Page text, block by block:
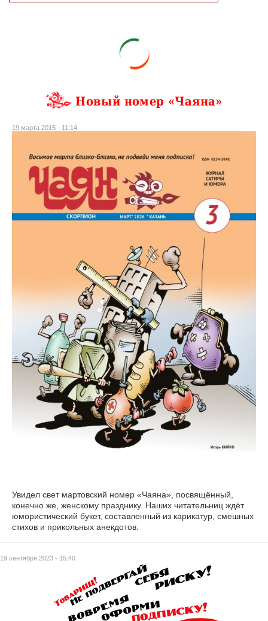
19 сентября 2023 - 15:40
Новый номер «Чаяна»
19 марта 2015 - 11:14
Увидел свет мартовский номер «Чаяна», посвящённый,
конечно же, женскому празднику. Наших читательниц ждёт
юмористический букет, составленный из карикатур, смешных
стихов и прикольных анекдотов.